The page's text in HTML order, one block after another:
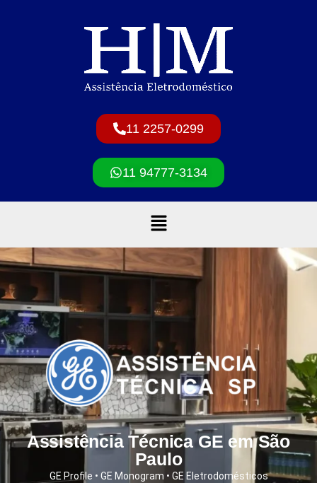
11 2257-0299
11 94777-3134
Assistência Técnica GE em São
Paulo
GE Profile • GE Monogram • GE Eletrodomésticos